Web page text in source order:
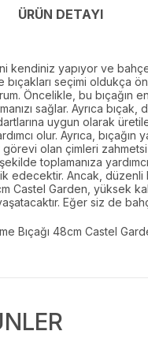
ÜRÜN DETAYI
kendiniz yapıyor ve
bıçakları seçimi oldukça
Öncelikle, bu bıçağın
sağlar. Ayrıca
uygun olarak
olur. Ayrıca,
görevi olan çimleri
toplamanıza
edecektir. Ancak, düzenli
Castel Garden, yüksek
Eğer siz de
Bıçağı 48cm Castel